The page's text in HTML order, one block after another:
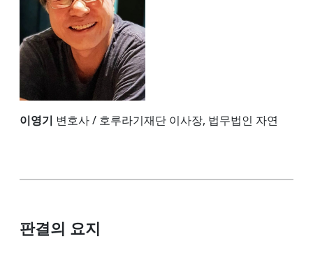
이영기 변호사 / 호루라기재단 이사장, 법무법인 자연
판결의 요지